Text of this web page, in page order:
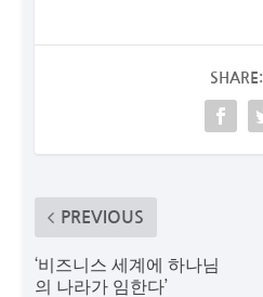
SHARE:
PREVIOUS
‘비즈니스 세계에 하나님
의 나라가 임한다’